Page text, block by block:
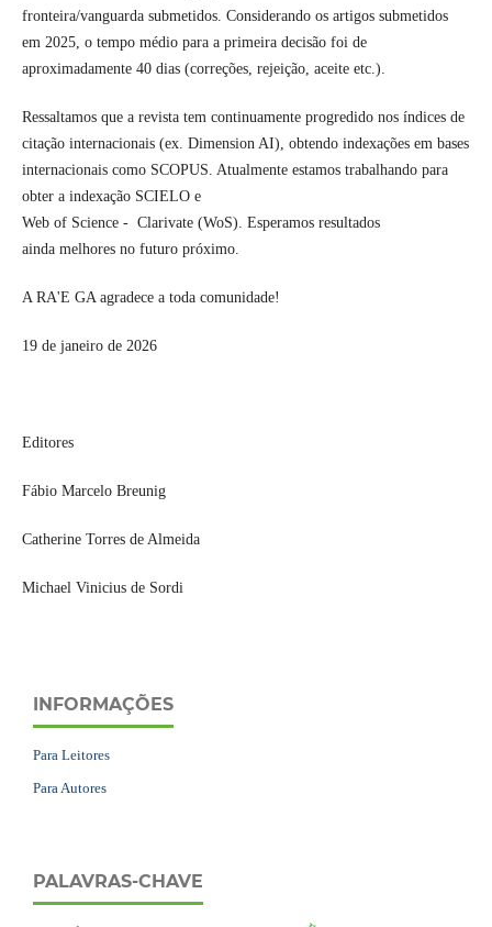
fronteira/vanguarda submetidos. Considerando os artigos submetidos
em 2025, o tempo médio para a primeira decisão foi de
aproximadamente 40 dias (correções, rejeição, aceite etc.).
Ressaltamos que a revista tem continuamente progredido nos índices de
citação internacionais (ex. Dimension AI), obtendo indexações em bases
internacionais como SCOPUS. Atualmente estamos trabalhando para
obter a indexação SCIELO e
Web of Science - Clarivate (WoS). Esperamos resultados
ainda melhores no futuro próximo.
A RA'E GA agradece a toda comunidade!
19 de janeiro de 2026
Editores
Fábio Marcelo Breunig
Catherine Torres de Almeida
Michael Vinicius de Sordi
INFORMAÇÕES
Para Leitores
Para Autores
PALAVRAS-CHAVE